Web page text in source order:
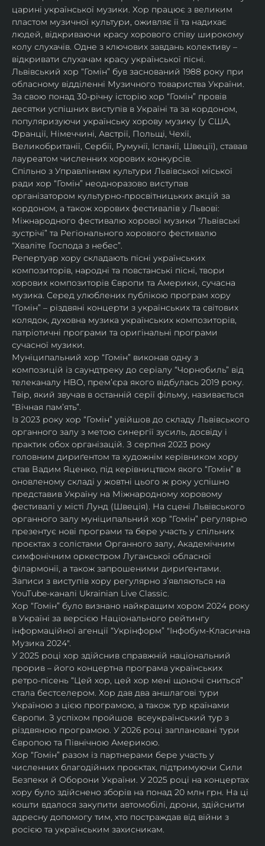
царині української музики. Хор працює з великим
пластом музичної культури, оживляє її та надихає
людей, відкриваючи красу хорового співу широкому
колу слухачів. Одне з ключових завдань колективу –
відкривати слухачам красу української пісні.
Львівський хор “Гомін” був заснований 1988 року при
обласному відділенні Музичного товариства України.
За свою понад 30-річну історію хор “Гомін” провів
десятки успішних виступів в Україні та за кордоном,
популяризуючи українську хорову музику (у США,
Франції, Німеччині, Австрії, Польщі, Чехії,
Великобританії, Сербії, Румунії, Іспанії, Швеції), ставав
лауреатом численних хорових конкурсів.
Спільно з Управлінням культури Львівської міської
ради хор “Гомін” неодноразово виступав
організатором культурно-просвітницьких акцій за
кордоном, а також хорових фестивалів у Львові:
Міжнародного фестивалю хорової музики “Львівські
зустрічі” та Регіонального хорового фестивалю
“Хваліте Господа з небес”.
Репертуар хору складають пісні українських
композиторів, народні та повстанські пісні, твори
хорових композиторів Європи та Америки, сучасна
музика. Серед улюблених публікою програм хору
“Гомін” – різдвяні концерти з українських та світових
колядок, духовна музика українських композиторів,
патріотичні програми та оригінальні програми
сучасної музики.
Муніципальний хор “Гомін” виконав одну з
композицій із саундтреку до серіалу “Чорнобиль” від
телеканалу HBO, премʼєра якого відбулась 2019 року.
Твір, який звучав в останній серії фільму, називається
“Вічная пам’ять”.
Із 2023 року хор “Гомін” увійшов до складу Львівського
органного залу з метою синергії зусиль, досвіду і
практик обох організацій. З серпня 2023 року
головним дириґентом та художнім керівником хору
став Вадим Яценко, під керівництвом якого “Гомін” в
оновленому складі у жовтні цього ж року успішно
представив Україну на Міжнародному хоровому
фестивалі у місті Лунд (Швеція). На сцені Львівського
органного залу муніципальний хор “Гомін” регулярно
презентує нові програми та бере участь у спільних
проєктах з солістами Органного залу, Академічним
симфонічним оркестром Луганської обласної
філармонії, а також запрошеними дириґентами.
Записи з виступів хору регулярно зʼявляються на
YouTube-каналі Ukrainian Live Classic.
Хор “Гомін” було визнано найкращим хором 2024 року
в Україні за версією Національного рейтингу
інформаційної агенції “Укрінформ” "Інфобум-Класична
Музика 2024".
У 2025 році хор здійснив справжній національний
прорив – його концертна програма українських
ретро-пісень “Цей хор, цей хор мені щоночі сниться”
стала бестселером. Хор дав два аншлагові тури
Україною з цією програмою, а також тур країнами
Європи. З успіхом пройшов  всеукраїнський тур з
різдвяною програмою. У 2026 році заплановані тури
Європою та Північною Америкою.
Хор “Гомін” разом із партнерами бере участь у
численних благодійних проєктах, підтримуючи Сили
Безпеки й Оборони України. У 2025 році на концертах
хору було здійснено зборів на понад 20 млн грн. На ці
кошти вдалося закупити автомобілі, дрони, здійснити
адре​​сну допомогу тим, хто ​​по​​страждав від війни з
росією та українським захисникам.